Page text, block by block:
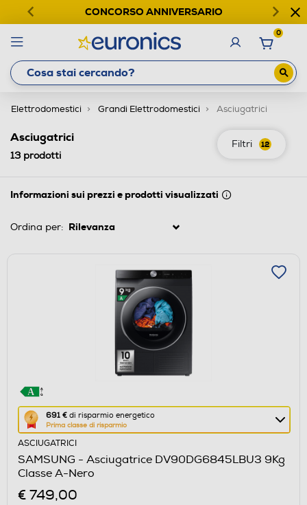
CONCORSO ANNIVERSARIO
0
Elettrodomestici Grandi Elettrodomestici Asciugatrici
Filtri 12
Asciugatrici
13prodotti
Informazioni sui prezzi e prodotti visualizzati
Ordina per:
691 € di risparmio energetico
Prima classe di risparmio
Questa
azione
aprirà
il
Calcolatore
di
ASCIUGATRICI
SAMSUNG - Asciugatrice DV90DG6845LBU3 9Kg
Classe A-Nero
€ 749,00